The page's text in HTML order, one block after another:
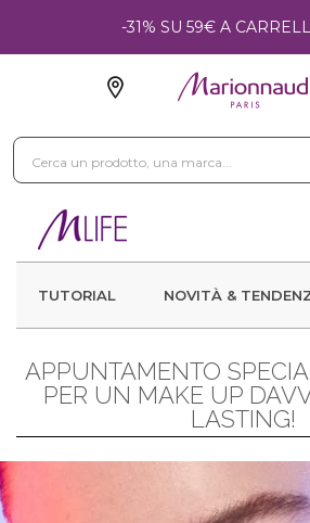
-31% SU 59€ A
TUTORIAL NOVITÀ &
APPUNTAMENTO
PER UN MAKE UP
LASTING!